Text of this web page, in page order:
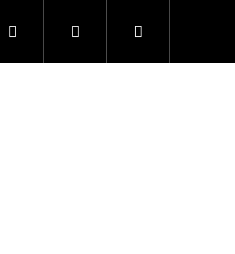
Příslušenství Dárkové
Hledat PřihlášeníNákupní